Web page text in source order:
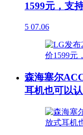
1599元，支
5 07.06
森海塞尔
耳机也可以